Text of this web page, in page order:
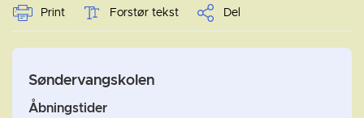
Print Forstør tekst Del
Søndervangskolen
Åbningstider